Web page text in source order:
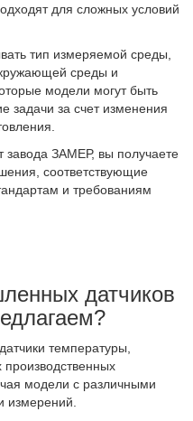
для сложных условий
тип измеряемой среды,
среды и
модели могут быть
задачи за счет изменения
завода ЗАМЕР, вы получаете
соответствующие
и требованиям
датчиков
температуры,
модели с различными
измерений.